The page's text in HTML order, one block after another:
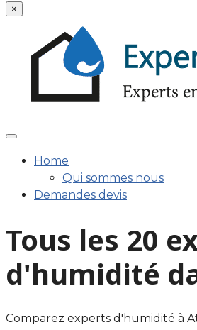
×
Home
Qui sommes nous
Demandes devis
Tous les 20
d'humidité
Comparez experts d'humidité à